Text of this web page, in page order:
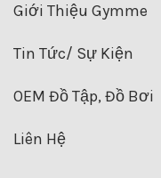
Giới Thiệu Gymme
Tin Tức/ Sự Kiện
OEM Đồ Tập, Đồ Bơi
Liên Hệ